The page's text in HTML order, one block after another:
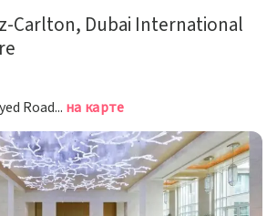
Carlton, Dubai International
DIFC, off Sheikh Zayed Road, Дубай на карте